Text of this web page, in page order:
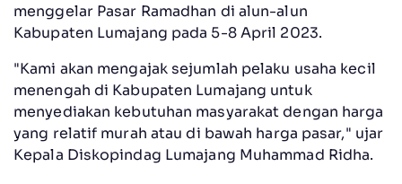
menggelar Pasar Ramadhan di alun-alun
Kabupaten Lumajang pada 5-8 April 2023.
"Kami akan mengajak sejumlah pelaku usaha kecil
menengah di Kabupaten Lumajang untuk
menyediakan kebutuhan masyarakat dengan harga
yang relatif murah atau di bawah harga pasar," ujar
Kepala Diskopindag Lumajang Muhammad Ridha.